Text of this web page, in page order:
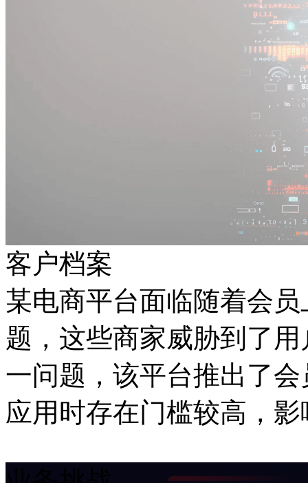
客户档案
某电商平台面临随着会员
题，这些商家威胁到
一问题，该平台推出了
应用时存在门槛较高